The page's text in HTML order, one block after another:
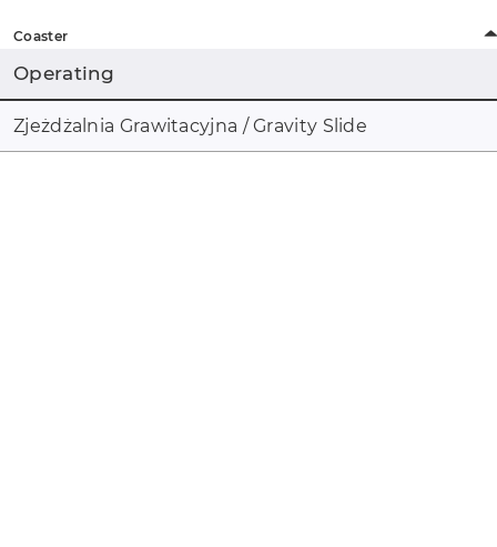
Coaster
Operating
Zjeżdżalnia Grawitacyjna / Gravity Slide